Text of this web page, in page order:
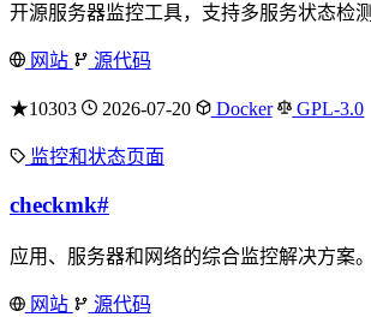
开源服务器监控工具，支持多服务状态检测
网站 源代码
★10303 2026-07-20 Docker GPL-3.0
监控和状态页面
checkmk#
应用、服务器和网络的综合监控解决方案。
网站 源代码